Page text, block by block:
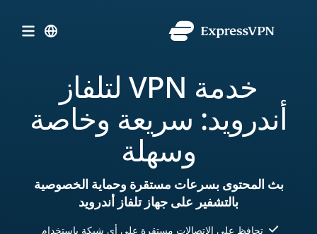
خدمة VPN لتلفاز
أندرويد: سريعة وخاصة
وسهلة
بث المحتوى بسرعات مستقرة وحماية الخصوصية
بالتشفير على جهاز تلفاز أندرويد
تحافظ على الاتصالات مستقرة على أي شبكة باستخدام